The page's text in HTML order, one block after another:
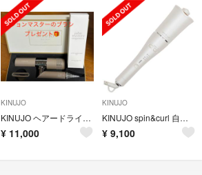
KINUJO
KINUJO ヘアードライヤー モカ KH002(1台)
¥ 11,000
KINUJO
KINUJO spin&curl 自動巻きカールアイロン シルクプレート白
¥ 9,100